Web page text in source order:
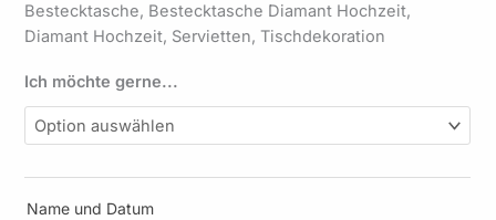
Bestecktasche, Bestecktasche Diamant Hochzeit,
Diamant Hochzeit, Servietten, Tischdekoration
Ich möchte gerne...
Name und Datum